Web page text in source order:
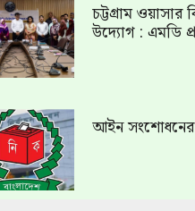
চট্টগ্রাম
উদ্যোগ : এমডি
আইন সংশোধনের